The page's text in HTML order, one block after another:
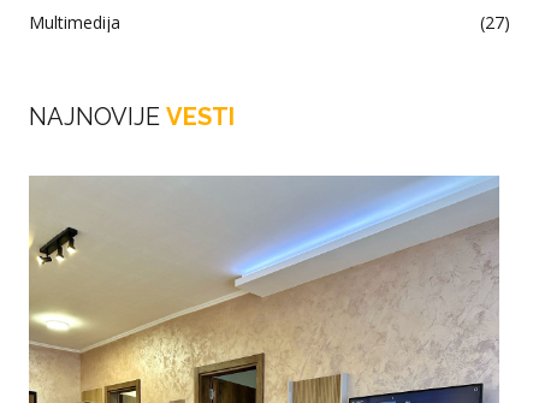
Multimedija
(27)
NAJNOVIJE VESTI